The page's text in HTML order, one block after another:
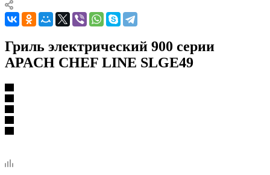
Гриль электрический 900 серии
APACH CHEF LINE SLGE49